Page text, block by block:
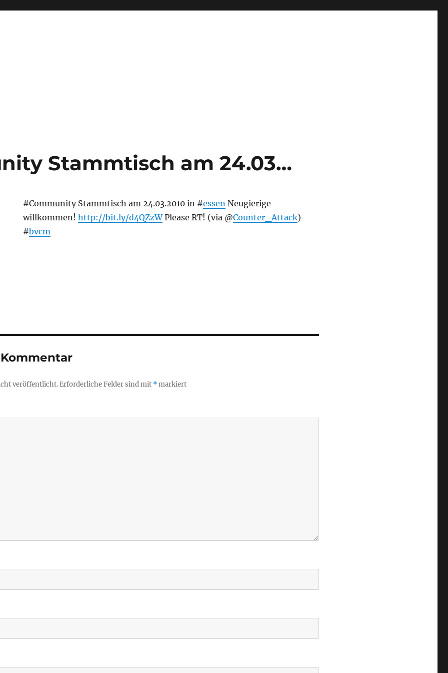
Stammtisch am 24.03…
#Community Stammtisch am 24.03.2010 in #essen Neugierige
willkommen!http://bit.ly/d4QZzWPlease RT! (via @Counter_Attack)
#bvcm
veröffentlicht.Erforderliche Felder sind mit *markiert